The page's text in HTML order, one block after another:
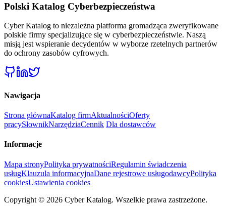
Polski Katalog Cyberbezpieczeństwa
Cyber Katalog to niezależna platforma gromadząca zweryfikowane
polskie firmy specjalizujące się w cyberbezpieczeństwie. Naszą
misją jest wspieranie decydentów w wyborze rzetelnych partnerów
do ochrony zasobów cyfrowych.
Nawigacja
Strona głównaKatalog firmAktualnościOferty
pracySłownikNarzędziaCennik Dla dostawców
Informacje
Mapa stronyPolityka prywatnościRegulamin świadczenia
usługKlauzula informacyjnaDane rejestrowe usługodawcyPolityka
cookiesUstawienia cookies
Copyright © 2026 Cyber Katalog. Wszelkie prawa zastrzeżone.